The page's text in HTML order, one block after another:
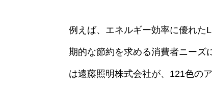
例えば、エネルギー効率に優れた
期的な節約を求める消費者ニーズ
は遠藤照明株式会社が、121色の